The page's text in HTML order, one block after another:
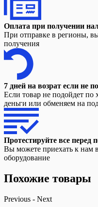
Оплата при получении
При отправке в регионы,
получения
7 дней на возрат если не
Если товар не подойдет по
деньги или обменяем на
Протестируйте все перед
Вы можете приехать к нам
оборудование
Похожие товары
Previous - Next